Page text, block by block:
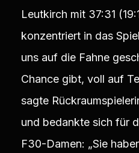
Leutkirch mit 37:31
konzentriert in das
uns auf die Fahne
Chance gibt, voll auf
sagte
und bedankte sich für
F30-Damen: „Sie